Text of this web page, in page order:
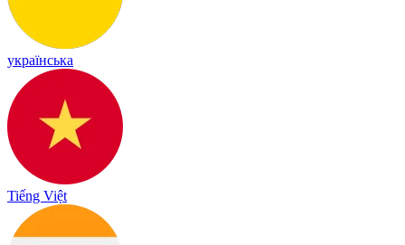
українська
Tiếng Việt